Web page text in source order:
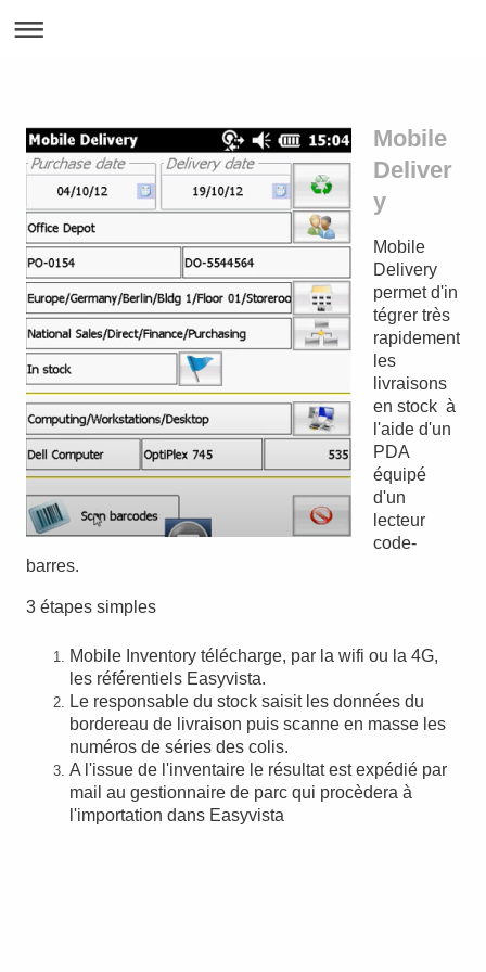
Mobile
Deliver
y
Mobile
Delivery
permet d'in
tégrer très
rapidement
les
livraisons
en stock à
l'aide d'un
PDA
équipé
d'un
lecteur
code-
barres.
3 étapes simples
Mobile Inventory télécharge, par la wifi ou la 4G,
les référentiels Easyvista.
Le responsable du stock saisit les données du
bordereau de livraison puis scanne en masse les
numéros de séries des colis.
A l'issue de l'inventaire le résultat est expédié par
mail au gestionnaire de parc qui procèdera à
l'importation dans Easyvista